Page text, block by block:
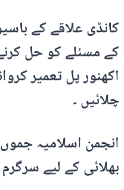
کانڈی علاقے کے
کے مسئلے کو حل
اکھنور پل تعمیر
چلائیں ۔
انجمن اسلامیہ
بھلائی کے لیے